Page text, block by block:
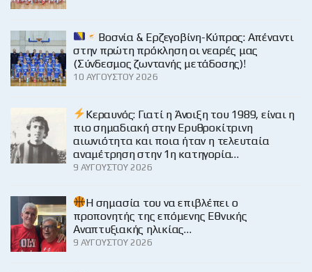
Βοσνία & Ερζεγοβίνη-Κύπρος: Απέναντι
στην πρώτη πρόκληση οι νεαρές μας
(Σύνδεσμος ζωντανής μετάδοσης)!
10 ΑΥΓΟΎΣΤΟΥ 2026
Κεραυνός: Γιατί η Άνοιξη του 1989, είναι η
πιο σημαδιακή στην Ερυθροκίτρινη
αιωνιότητα και ποια ήταν η τελευταία
αναμέτρηση στην 1η κατηγορία…
9 ΑΥΓΟΎΣΤΟΥ 2026
H σημασία του να επιβλέπει ο
προπονητής της επόμενης Εθνικής
Αναπτυξιακής ηλικίας…
9 ΑΥΓΟΎΣΤΟΥ 2026